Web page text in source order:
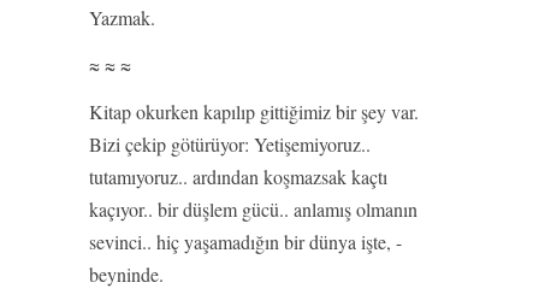
Yazmak.
≈ ≈ ≈
Kitap okurken kapılıp gittiğimiz bir şey var.
Bizi çekip götürüyor: Yetişemiyoruz..
tutamıyoruz.. ardından koşmazsak kaçtı
kaçıyor.. bir düşlem gücü.. anlamış olmanın
sevinci.. hiç yaşamadığın bir dünya işte, -
beyninde.